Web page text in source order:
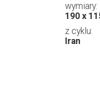
wymiary:
190 x
z cyklu:
Iran